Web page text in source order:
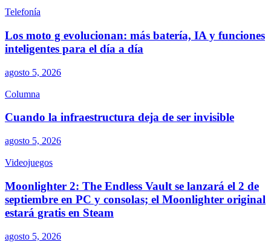
Telefonía
Los moto g evolucionan: más batería, IA y funciones
inteligentes para el día a día
agosto 5, 2026
Columna
Cuando la infraestructura deja de ser invisible
agosto 5, 2026
Videojuegos
Moonlighter 2: The Endless Vault se lanzará el 2 de
septiembre en PC y consolas; el Moonlighter original
estará gratis en Steam
agosto 5, 2026